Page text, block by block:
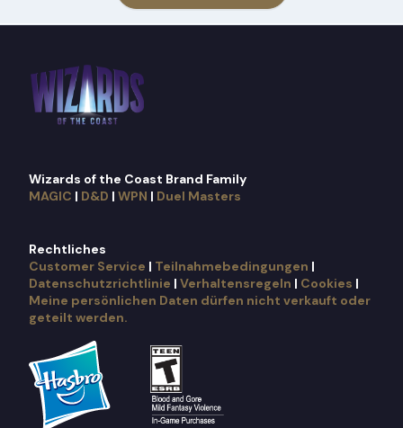
Wizards of the Coast Brand Family
MAGIC | D&D | WPN | Duel Masters
Rechtliches
Customer Service | Teilnahmebedingungen |
Datenschutzrichtlinie | Verhaltensregeln | Cookies |
Meine persönlichen Daten dürfen nicht verkauft oder
geteilt werden.